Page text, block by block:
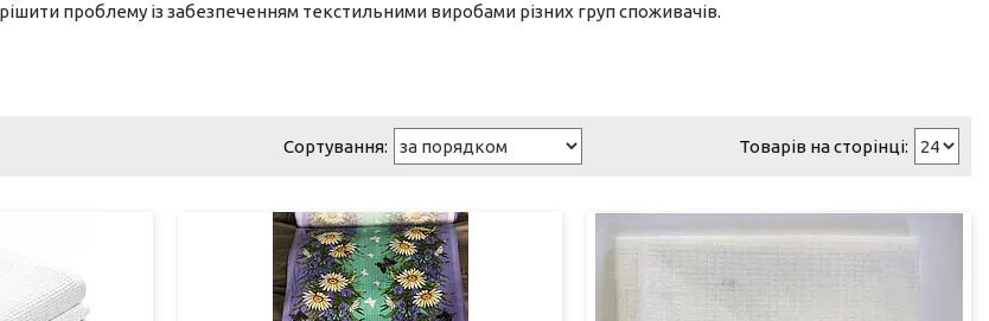
проблему із забезпеченням текстильними виробами різних груп споживачів.